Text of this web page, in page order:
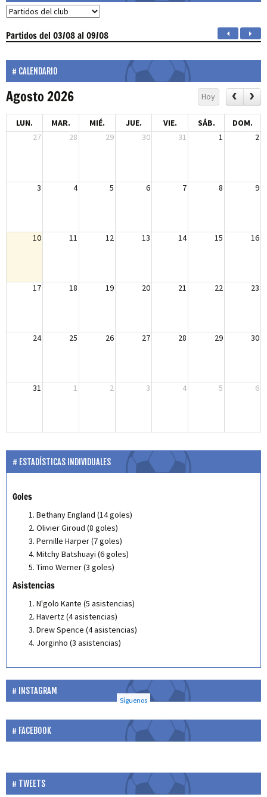
Partidosdel 03/08 al 09/08
CALENDARIO
Agosto 2026 Hoy
LUN. MAR. MIÉ. JUE. VIE. SÁB.
DOM.
27
28 29 30 31 1 2
3 4 5 6 7 8 9
10 11 12 13 14 15 16
17 18 19 20 21 22 23
24 25 26 27 28 29 30
31 1 2 3 4 5 6
ESTADÍSTICAS INDIVIDUALES
Goles
Bethany England (14 goles)
Olivier Giroud (8 goles)
Pernille Harper (7 goles)
Mitchy Batshuayi (6 goles)
Timo Werner (3 goles)
Asistencias
N'golo Kante (5 asistencias)
Havertz (4 asistencias)
Drew Spence (4 asistencias)
Jorginho (3 asistencias)
INSTAGRAM
Síguenos
FACEBOOK
TWEETS